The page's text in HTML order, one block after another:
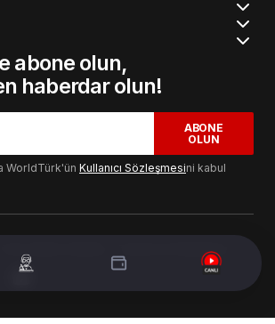
abone olun,
haberdar olun!
ABONE
OLUN
WorldTürk'ün Kullanıcı Sözleşmesini kabul
Hakları Saklıdır. - Tasarım & Geliştirme :